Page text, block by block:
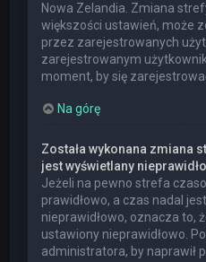
Nowa Zelandia. Zmiana
większości ustawień, może
przez zarejestrowanych
zarejestrowanym
moment, by się
Na górę
Została wykonana zmiana
jest wyświetlany
Jeżeli na pewno strefa
prawidłowo, a czas nadal
nieprawidłowo, oznacza to,
ustawiony nieprawidłowo.
administratora, by naprawił